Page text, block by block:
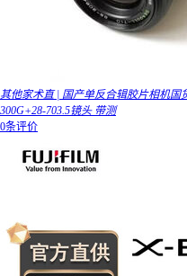
其他家术直 | 国产单反合辑胶片相机
300G+28-703.5镜头 带测
0条评价